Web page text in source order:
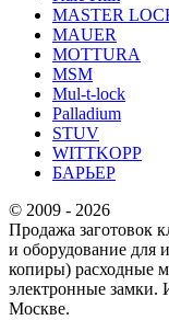
MASTER
MAUER
MOTTURA
MSM
Mul-t-lock
Palladium
STUV
WITTKOPP
БАРЬЕР
© 2009 - 2026
Продажа заготовок
и оборудование для
копиры) расходные
электронные замки.
Москве.